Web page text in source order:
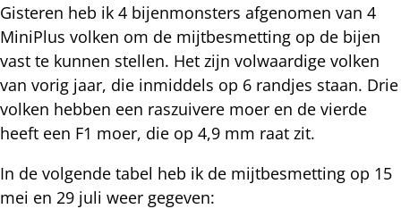
Gisteren heb ik 4 bijenmonsters afgenomen van 4
MiniPlus volken om de mijtbesmetting op de bijen
vast te kunnen stellen. Het zijn volwaardige volken
van vorig jaar, die inmiddels op 6 randjes staan. Drie
volken hebben een raszuivere moer en de vierde
heeft een F1 moer, die op 4,9 mm raat zit.
In de volgende tabel heb ik de mijtbesmetting op 15
mei en 29 juli weer gegeven: